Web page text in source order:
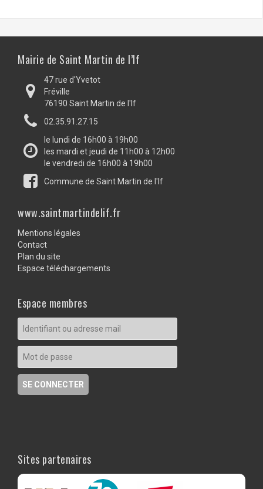
Mairie de Saint Martin de l’If
47 rue d'Yvetot
Fréville
76190 Saint Martin de l'If
02.35.91.27.15
le lundi de 16h00 à 19h00
les mardi et jeudi de 11h00 à 12h00
le vendredi de 16h00 à 19h00
Commune de Saint Martin de l'If
www.saintmartindelif.fr
Mentions légales
Contact
Plan du site
Espace téléchargements
Espace membres
Sites partenaires